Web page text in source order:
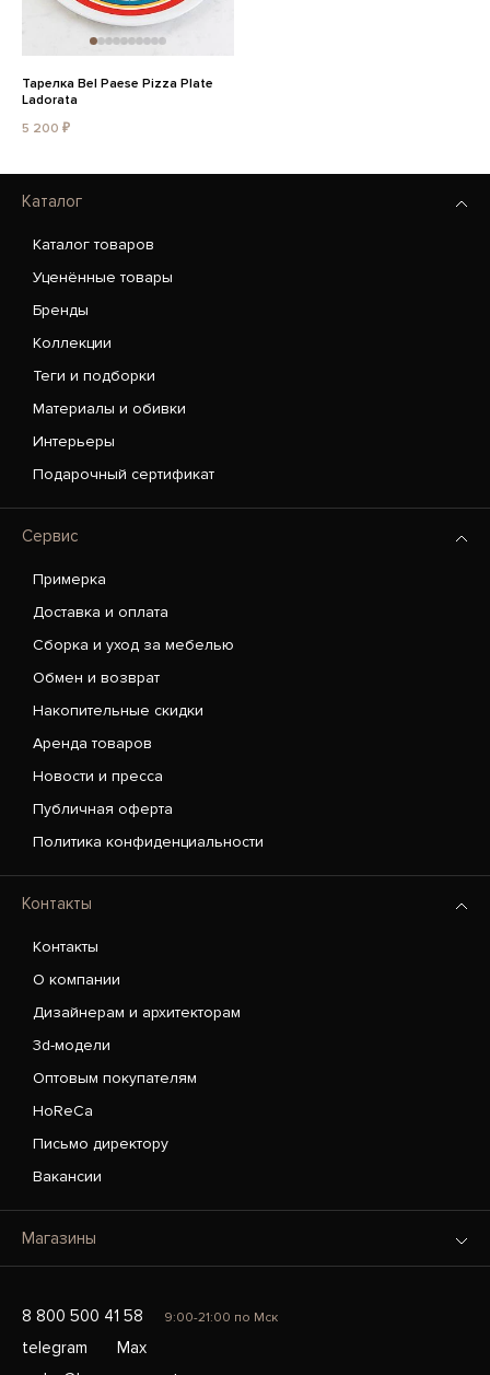
Тарелка Bel Paese Pizza Plate
Ladorata
5 200 ₽
Каталог
Каталог товаров
Уценённые товары
Бренды
Коллекции
Теги и подборки
Материалы и обивки
Интерьеры
Подарочный сертификат
Сервис
Примерка
Доставка и оплата
Сборка и уход за мебелью
Обмен и возврат
Накопительные скидки
Аренда товаров
Новости и пресса
Публичная оферта
Политика конфиденциальности
Контакты
Контакты
О компании
Дизайнерам и архитекторам
3d-модели
Оптовым покупателям
HoReCa
Письмо директору
Вакансии
Магазины
8 800 500 41 58 9:00-21:00 по Мск
telegram
Max